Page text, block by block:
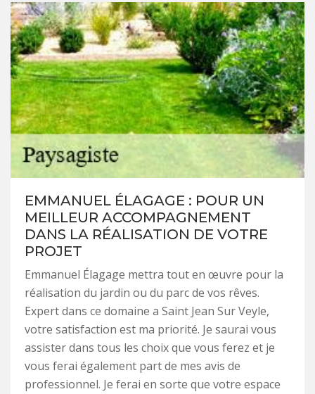
EMMANUEL ÉLAGAGE : POUR UN
MEILLEUR ACCOMPAGNEMENT
DANS LA RÉALISATION DE VOTRE
PROJET
Emmanuel Élagage mettra tout en œuvre pour la
réalisation du jardin ou du parc de vos rêves.
Expert dans ce domaine a Saint Jean Sur Veyle,
votre satisfaction est ma priorité. Je saurai vous
assister dans tous les choix que vous ferez et je
vous ferai également part de mes avis de
professionnel. Je ferai en sorte que votre espace